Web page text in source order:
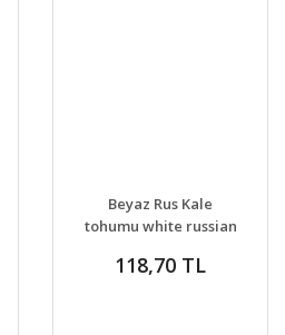
DETAYLAR SEPETE EKLE
Beyaz Rus Kale
tohumu white russian
118,70 TL